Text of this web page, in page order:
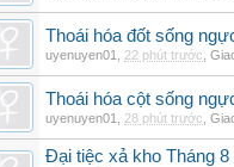
Thoái hóa đốt sống
uyenuyen01 22 phút trước
Thoái hóa cột sống
uyenuyen01 28 phút trước
Đại tiệc xả kho Tháng 8